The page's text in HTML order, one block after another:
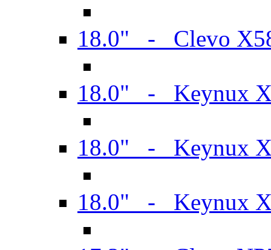
18.0" - Clevo
18.0" - Keynux
18.0" - Keynux
18.0" - Keynux